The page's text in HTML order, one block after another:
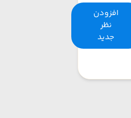
افزودن
نظر
جدید